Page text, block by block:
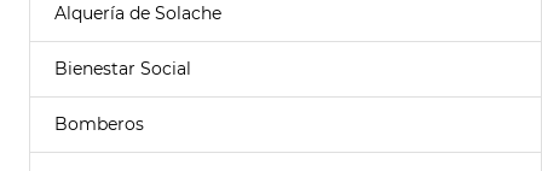
Alquería de Solache
Bienestar Social
Bomberos